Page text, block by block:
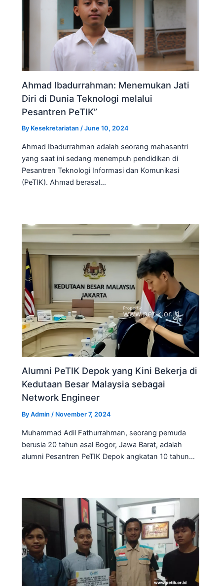
Ahmad Ibadurrahman: Menemukan Jati
Diri di Dunia Teknologi melalui
Pesantren PeTIK”
By Kesekretariatan/June 10, 2024
Ahmad Ibadurrahman adalah seorang mahasantri
yang saat ini sedang menempuh pendidikan di
Pesantren Teknologi Informasi dan Komunikasi
(PeTIK). Ahmad berasal…
Alumni PeTIK Depok yang Kini Bekerja di
Kedutaan Besar Malaysia sebagai
Network Engineer
ByAdmin/ November 7, 2024
Muhammad Adil Fathurrahman, seorang pemuda
berusia 20 tahun asal Bogor, Jawa Barat, adalah
alumni Pesantren PeTIK Depok angkatan 10 tahun…